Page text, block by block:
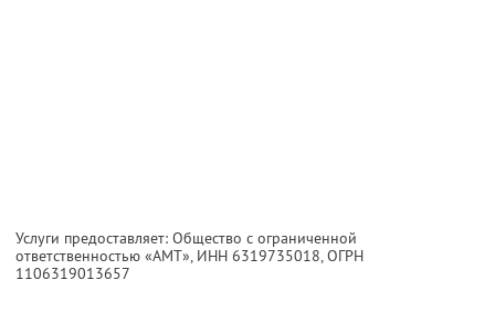
Услуги предоставляет: Общество с ограниченной
ответственностью «АМТ», ИНН 6319735018, ОГРН
1106319013657